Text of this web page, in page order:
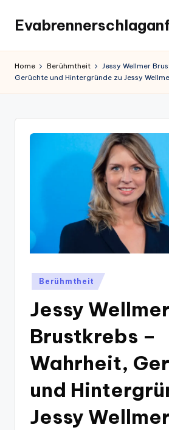
content
Home Berühmtheit
Jessy Wellmer
Gerüchte und Hintergründe zu Jessy
Posted
in
Berühmtheit
Jessy Wellmer
Brustkrebs –
Wahrheit,
und
Jessy Wellmer